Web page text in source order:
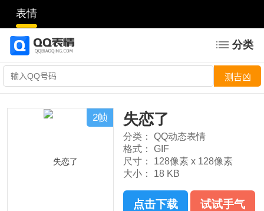
表情
分类
2帧 失恋了
分类：
QQ动态表情
格式：
GIF
尺寸：
128像素 x 128像素
大小：
18 KB
点击下载 试试手气